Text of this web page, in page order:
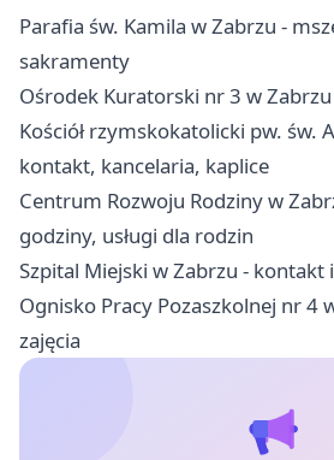
Parafia św. Kamila w Zabrzu -
sakramenty
Ośrodek Kuratorski nr 3 w
Kościół rzymskokatolicki pw. św.
kontakt, kancelaria, kaplice
Centrum Rozwoju Rodziny w
godziny, usługi dla rodzin
Szpital Miejski w Zabrzu - kontakt
Ognisko Pracy Pozaszkolnej nr 4
zajęcia